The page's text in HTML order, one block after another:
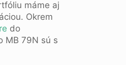
máme aj
Okrem
do
MB 79N sú s